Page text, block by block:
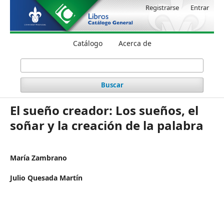
Catálogo Acerca de
Buscar
Registrarse Entrar
El sueño creador: Los sueños, el
soñar y la creación de la palabra
María Zambrano
Julio Quesada Martín